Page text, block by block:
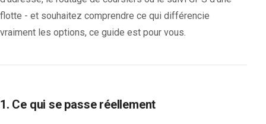
flotte - et souhaitez comprendre ce qui différencie
vraiment les options, ce guide est pour vous.
1. Ce qui se passe réellement